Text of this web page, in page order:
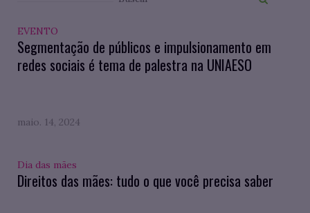
EVENTO
Segmentação de públicos e impulsionamento em
redes sociais é tema de palestra na UNIAESO
maio. 14, 2024
Dia das mães
Direitos das mães: tudo o que você precisa saber